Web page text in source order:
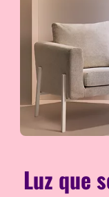
Luz que